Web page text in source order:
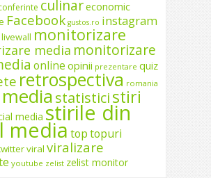
culinareconomic
Facebook gustos.ro instagram
livewall monitorizare
media monitorizare
online opinii prezentare quiz
retrospectiva romania
statisticistiri
media stirile din
media toptopuri
viral viralizare
youtube zelist zelist monitor